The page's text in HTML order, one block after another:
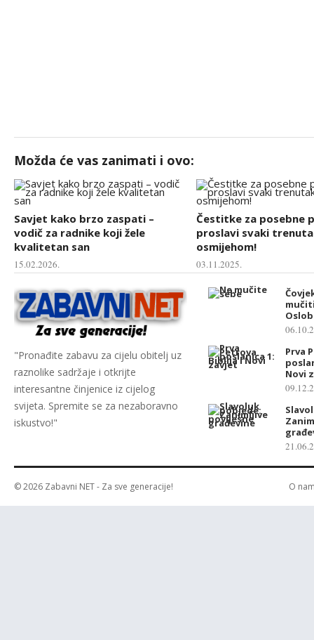
Možda će vas zanimati i ovo:
Savjet kako brzo zaspati –
vodič za radnike koji žele
kvalitetan san
15.02.2026.
Čestitke za posebne
proslavi svaki
osmijehom!
03.11.2025.
"Pronađite zabavu za cijelu obitelj uz
raznolike sadržaje i otkrijte
interesantne činjenice iz cijelog
svijeta. Spremite se za nezaboravno
iskustvo!"
Prva
Novi
© 2026 Zabavni NET- Za sve generacije! O